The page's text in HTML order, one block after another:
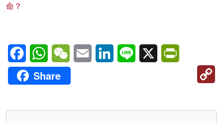
命？
FacebookWhatsAppWeChatEmail LinkedInLine X
Share